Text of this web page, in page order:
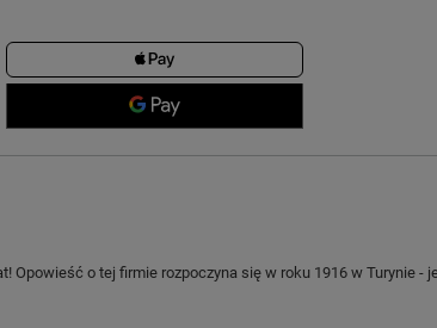
Opowieść o tej firmie rozpoczyna się w roku 1916 w Turynie -